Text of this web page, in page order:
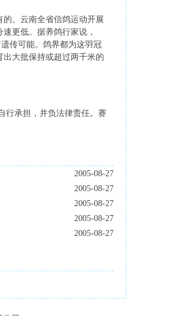
。云南全省信鸽运动开展
更低。据养鸽行家说，
传可能。鸽界都为这羽冠
大批保持或超过两千米的
行承担，并负法律责任。赛
2005-08-27
2005-08-27
2005-08-27
2005-08-27
2005-08-27